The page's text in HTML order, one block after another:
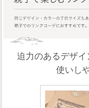
迫力のあるデザ
使いし